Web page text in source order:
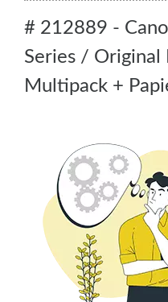
# 212889 -
Series / Original
Multipack +